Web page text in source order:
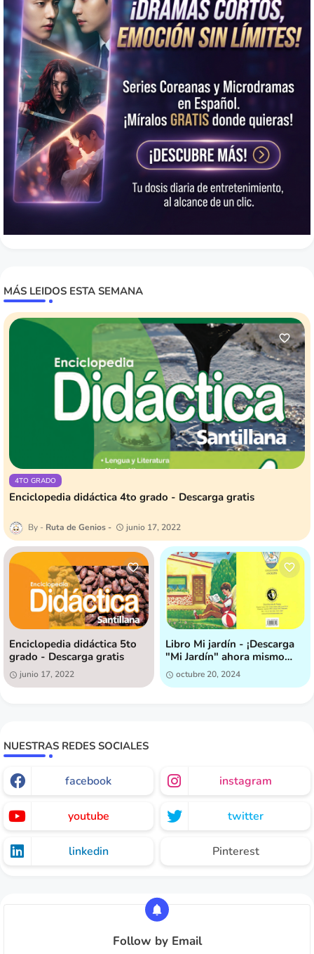
MÁS LEIDOS ESTA SEMANA
4TO GRADO
Enciclopedia didáctica 4to grado - Descarga gratis
Ruta de Genios junio 17, 2022
Enciclopedia didáctica 5to
grado - Descarga gratis
junio 17, 2022
Libro Mi jardín - ¡Descarga
"Mi Jardín" ahora mismo
[GRATIS]!
octubre 20, 2024
NUESTRAS REDES SOCIALES
facebook instagram
youtube twitter
linkedin Pinterest
Follow by Email